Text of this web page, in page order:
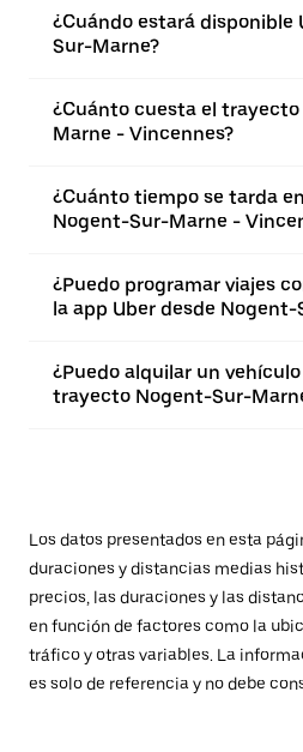
¿Cuándo estará disponible
Sur-Marne?
¿Cuánto cuesta el
Marne - Vincennes?
¿Cuánto tiempo se tarda
Nogent-Sur-Marne -
¿Puedo programar viajes
la app Uber desde Nogent-
¿Puedo alquilar un
trayecto Nogent-Sur-
Los datos presentados en esta
duraciones y distancias medias
precios, las duraciones y las
en función de factores como la
tráfico y otras variables. La
es solo de referencia y no debe